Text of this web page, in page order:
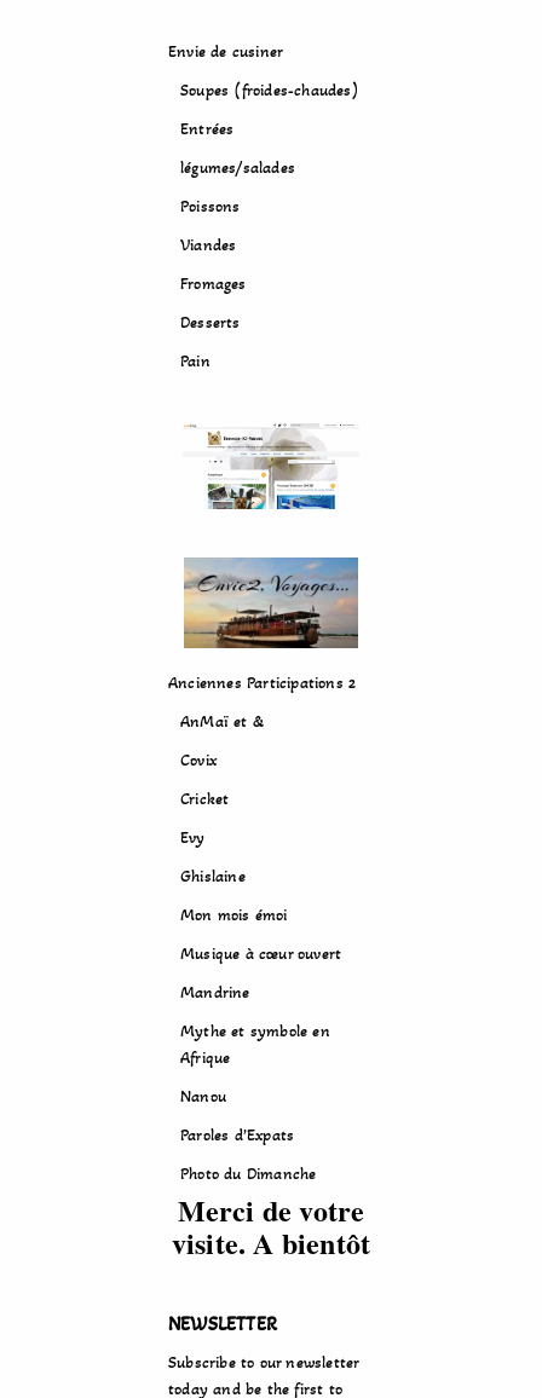
Envie de cusiner
Soupes (froides-chaudes)
Entrées
légumes/salades
Poissons
Viandes
Fromages
Desserts
Pain
Anciennes Participations 2
AnMaï et &
Covix
Cricket
Evy
Ghislaine
Mon mois émoi
Musique à cœur ouvert
Mandrine
Mythe et symbole en
Afrique
Nanou
Paroles d’Expats
Photo du Dimanche
Merci de votre
visite. A bientôt
NEWSLETTER
Subscribe to our newsletter
today and be the first to